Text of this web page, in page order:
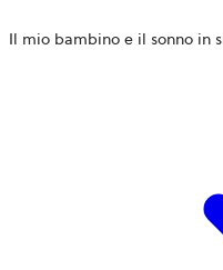
Il mio bambino e il sonno in